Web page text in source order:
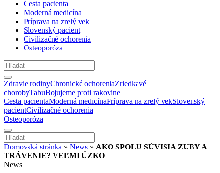
Cesta pacienta
Moderná medicína
Príprava na zrelý vek
Slovenský pacient
Civilizačné ochorenia
Osteoporóza
Zdravie rodinyChronické ochoreniaZriedkavé
chorobyTabuBojujeme proti rakovine
Cesta pacientaModerná medicínaPríprava na zrelý vekSlovenský
pacientCivilizačné ochorenia
Osteoporóza
Domovská stránka » News » AKO SPOLU SÚVISIA ZUBY A
TRÁVENIE? VEĽMI ÚZKO
News